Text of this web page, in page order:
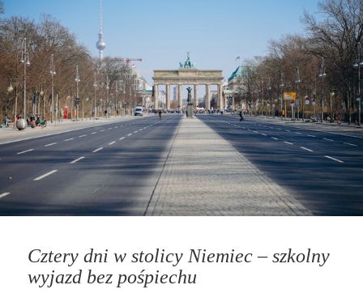
Cztery dni w stolicy Niemiec – szkolny
wyjazd bez pośpiechu